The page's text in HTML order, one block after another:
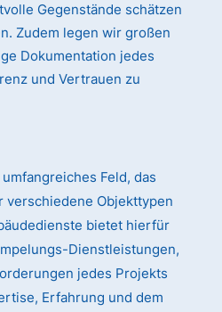
Gegenstände schätzen
Zudem legen wir großen
Dokumentation jedes
und Vertrauen zu
Feld, das
verschiedene Objekttypen
bietet hierfür
Dienstleistungen,
jedes Projekts
Erfahrung und dem